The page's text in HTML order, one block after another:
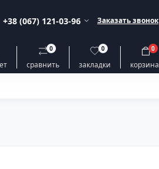
+38 (067) 121-03-96 Заказать звонок
сравнить
0
закладки
0
корзина
0